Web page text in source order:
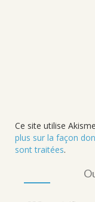
Ce site utilise
plus sur la façon
sont traitées.